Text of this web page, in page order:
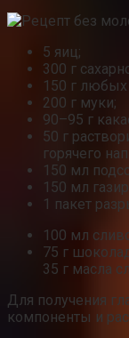
5 яиц;
300 г
150 г любых
200 г муки;
90–95 г
50 г
горячего
150 мл
150 мл
1 пакет
100 мл
75 г
35 г масла
Для получения
компоненты и